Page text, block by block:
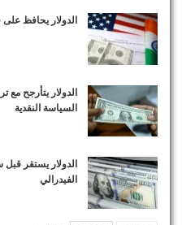
الدولار يحافظ
الدولار يتأرجح
السياسة النقدية
الدولار يستقر
الفيدرالي